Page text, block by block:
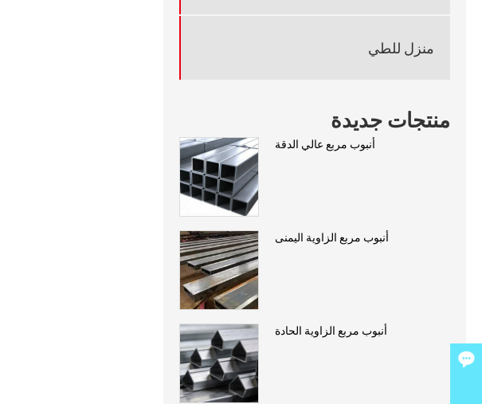
منزل للطي
منتجات جديدة
أنبوب مربع عالي الدقة
أنبوب مربع الزاوية اليمنى
أنبوب مربع الزاوية الحادة